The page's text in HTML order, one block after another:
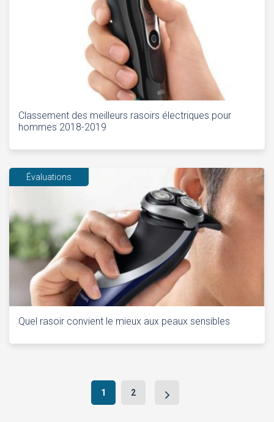
Classement des meilleurs rasoirs électriques pour
hommes 2018-2019
Évaluations
Quel rasoir convient le mieux aux peaux sensibles
Navigation
1 2